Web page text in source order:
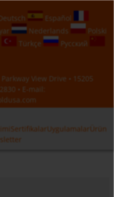
Español
Nederlands
Polski
Türkçe
Русский
View Drive • 15205
• E-mail:
Sertifikalar Uygulamalar
Ürün